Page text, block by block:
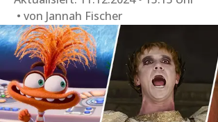
von Jannah Fischer